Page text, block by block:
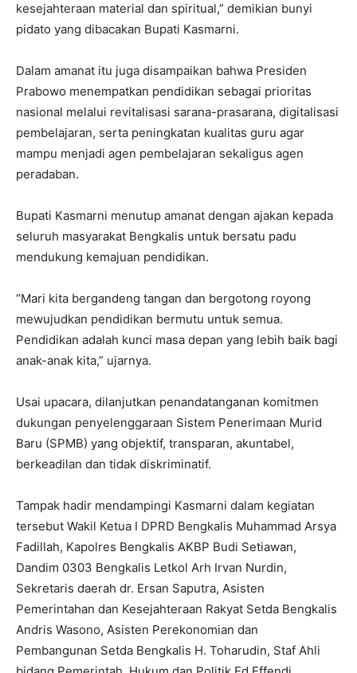
kesejahteraan material dan spiritual,” demikian bunyi
pidato yang dibacakan Bupati Kasmarni.
Dalam amanat itu juga disampaikan bahwa Presiden
Prabowo menempatkan pendidikan sebagai prioritas
nasional melalui revitalisasi sarana-prasarana, digitalisasi
pembelajaran, serta peningkatan kualitas guru agar
mampu menjadi agen pembelajaran sekaligus agen
peradaban.
Bupati Kasmarni menutup amanat dengan ajakan kepada
seluruh masyarakat Bengkalis untuk bersatu padu
mendukung kemajuan pendidikan.
“Mari kita bergandeng tangan dan bergotong royong
mewujudkan pendidikan bermutu untuk semua.
Pendidikan adalah kunci masa depan yang lebih baik bagi
anak-anak kita,” ujarnya.
Usai upacara, dilanjutkan penandatanganan komitmen
dukungan penyelenggaraan Sistem Penerimaan Murid
Baru (SPMB) yang objektif, transparan, akuntabel,
berkeadilan dan tidak diskriminatif.
Tampak hadir mendampingi Kasmarni dalam kegiatan
tersebut Wakil Ketua I DPRD Bengkalis Muhammad Arsya
Fadillah, Kapolres Bengkalis AKBP Budi Setiawan,
Dandim 0303 Bengkalis Letkol Arh Irvan Nurdin,
Sekretaris daerah dr. Ersan Saputra, Asisten
Pemerintahan dan Kesejahteraan Rakyat Setda Bengkalis
Andris Wasono, Asisten Perekonomian dan
Pembangunan Setda Bengkalis H. Toharudin, Staf Ahli